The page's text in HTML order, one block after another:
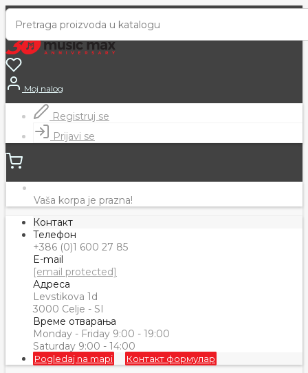
Moj nalog
Registruj se
Prijavi se
Vaša korpa je prazna!
Контакт
Телефон
+386 (0)1 600 27 85
E-mail
[email protected]
Адреса
Levstikova 1d
3000 Celje - SI
Време отварања
Monday - Friday 9:00 - 19:00
Saturday 9:00 - 14:00
Pogledaj na mapi Контакт формулар